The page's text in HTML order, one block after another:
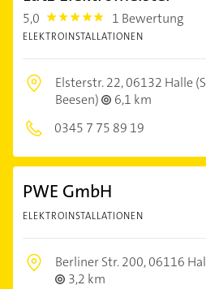
5,0 5.0 1 Bewertung
ELEKTROINSTALLATIONEN
Elsterstr. 22,06132 Halle
Beesen)
6,1 km
0345 7 75 89 19
PWE GmbH
ELEKTROINSTALLATIONEN
Berliner Str. 200,06116
3,2 km